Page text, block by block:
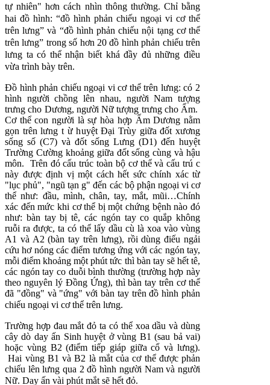
tự nhiên" hơn cách nhìn thông thường. Chỉ bằng
hai đồ hình: “đồ hình phản chiếu ngoại vi cơ thể
trên lưng” và “đồ hình phản chiếu nội tạng cơ thể
trên lưng” trong số hơn 20 đồ hình phản chiếu trên
lưng ta có thể nhận biết khá đầy đủ những điều
vừa trình bày trên.
Ðồ hình phản chiếu ngoại vi cơ thể trên lưng: có 2
hình người chồng lên nhau, người Nam tượng
trưng cho Dương, người Nữ tượng trưng cho Ấm.
Cơ thể con người là sự hòa hợp Ấm Dương nằm
gọn trên lưng t ừ huyệt Ðại Trùy giữa đốt xương
sống số (C7) và đốt sống Lưng (D1) đến huyệt
Trường Cường khoảng giữa đốt sống cùng và hậu
môn. Trên đó cấu trúc toàn bộ cơ thể và cấu trú c
này được định vị một cách hết sức chính xác từ
"lục phủ", "ngũ tạn g" đến các bộ phận ngoại vi cơ
thể như: đầu, mình, chân, tay, mắt, mũi…Chính
xác đến mức khi cơ thể bị một chứng bệnh nào đó
như: bàn tay bị tê, các ngón tay co quắp không
ruỗi ra được, ta có thể lấy dầu cù là xoa vào vùng
A1 và A2 (bàn tay trên lưng), rồi dùng điếu ngải
cứu hơ nóng các điểm tương ứng với các ngón tay,
mỗi điểm khoảng một phút tức thì bàn tay sẽ hết tê,
các ngón tay co duỗi bình thường (trường hợp này
theo nguyên lý Ðồng Ứng), thì bàn tay trên cơ thể
đã "đồng" và "ứng" với bàn tay trên đồ hình phản
chiếu ngoại vi cơ thể trên lưng.
Trường hợp đau mắt đỏ ta có thể xoa dầu và dùng
cây dò day ấn Sinh huyệt ở vùng B1 (sau bả vai)
hoặc vùng B2 (điểm tiếp giáp giữa cổ và lưng).
Hai vùng B1 và B2 là mắt của cơ thể được phản
chiếu lên lưng qua 2 đồ hình người Nam và người
Nữ. Day ấn vài phút mắt sẽ hết đỏ.